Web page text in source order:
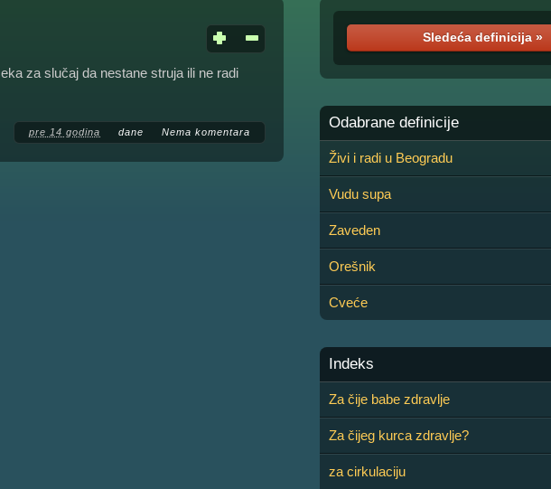
za slučaj da nestane struja ili ne radi
pre 14 godina dane Nema komentara
Sledeća definicija »
Odabrane definicije
Živi i radi u Beogradu
Vudu supa
Zaveden
Orešnik
Cveće
Indeks
Za čije babe zdravlje
Za čijeg kurca zdravlje?
za cirkulaciju